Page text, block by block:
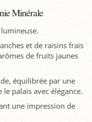
Minérale
et de raisins frais
de fruits jaunes
équilibrée par une
palais avec élégance.
une impression de